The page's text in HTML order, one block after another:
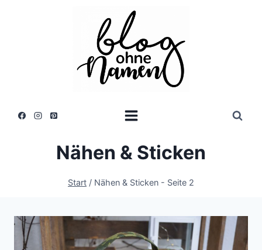
Nähen & Sticken
Start / Nähen & Sticken - Seite 2